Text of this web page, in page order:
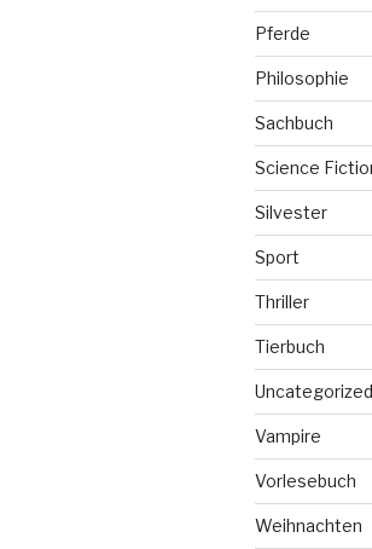
Pferde
Philosophie
Sachbuch
Science
Silvester
Sport
Thriller
Tierbuch
Uncategorized
Vampire
Vorlesebuch
Weihnachten